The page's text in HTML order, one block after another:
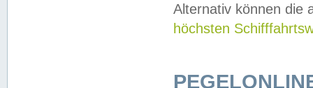
Alternativ können die
höchsten